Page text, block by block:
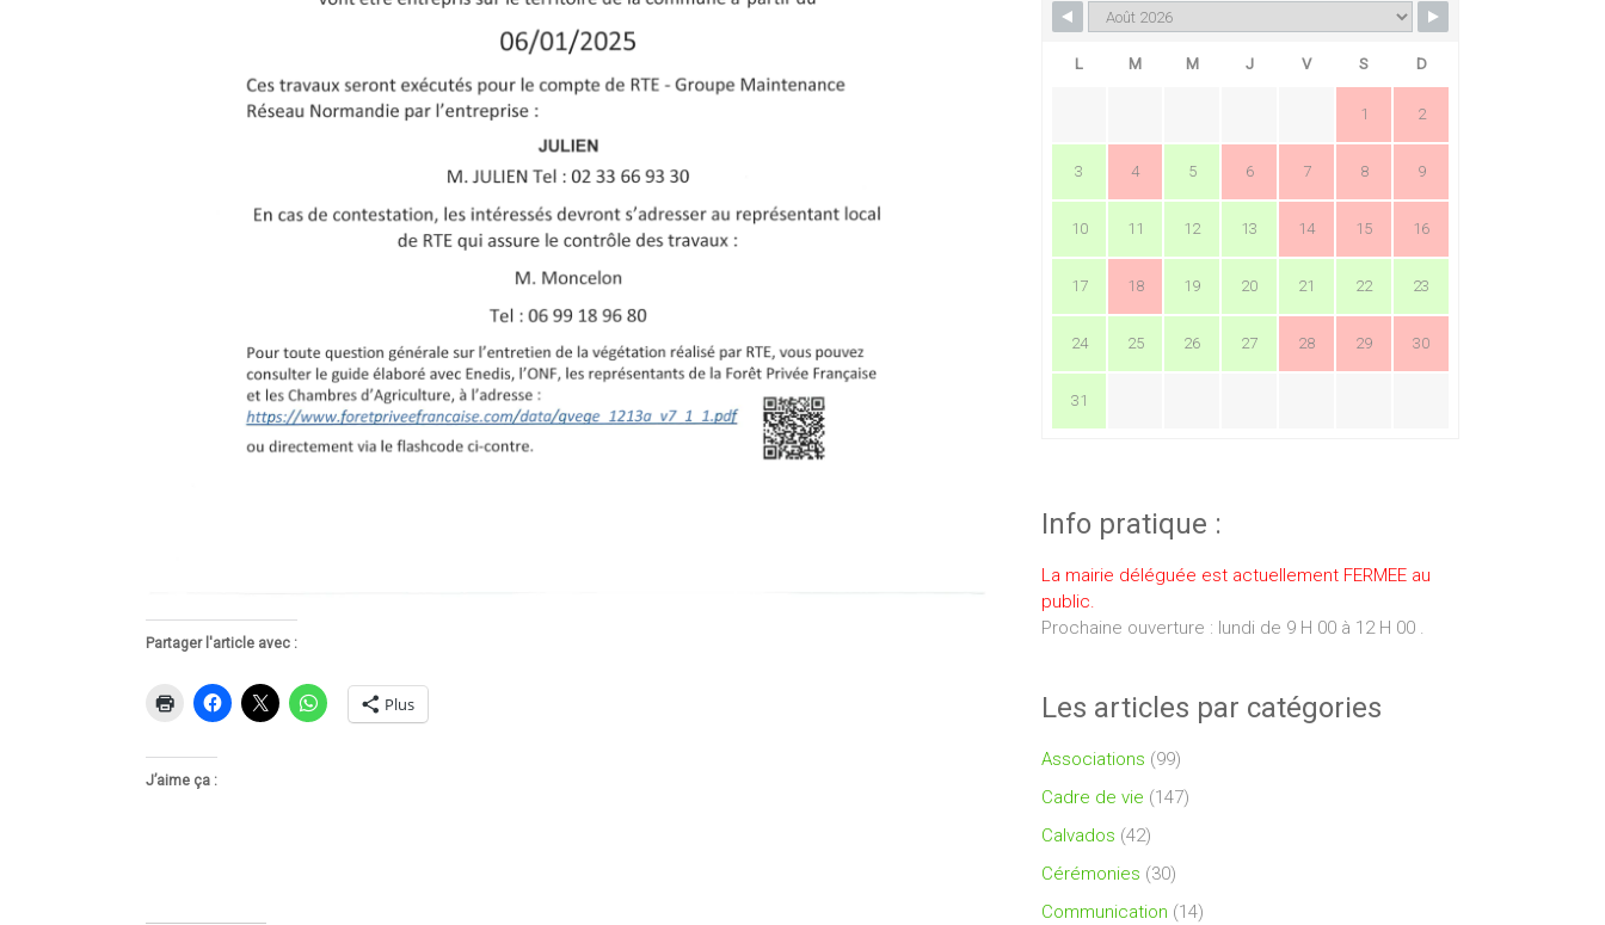
Partager l'article avec :
Plus
J’aime ça :
L M M J V S D
1 2
3 4 5 6 7 8 9
10 11 12 13 14 15 16
17 18 19 20 21 22 23
24 25 26 27 28 29 30
31
Info pratique :
La mairie déléguée est actuellement FERMEE au
public.
Prochaine ouverture : lundi de 9 H 00 à 12 H 00 .
Les articles par catégories
Associations (99)
Cadre de vie (147)
Calvados (42)
Cérémonies (30)
Communication (14)